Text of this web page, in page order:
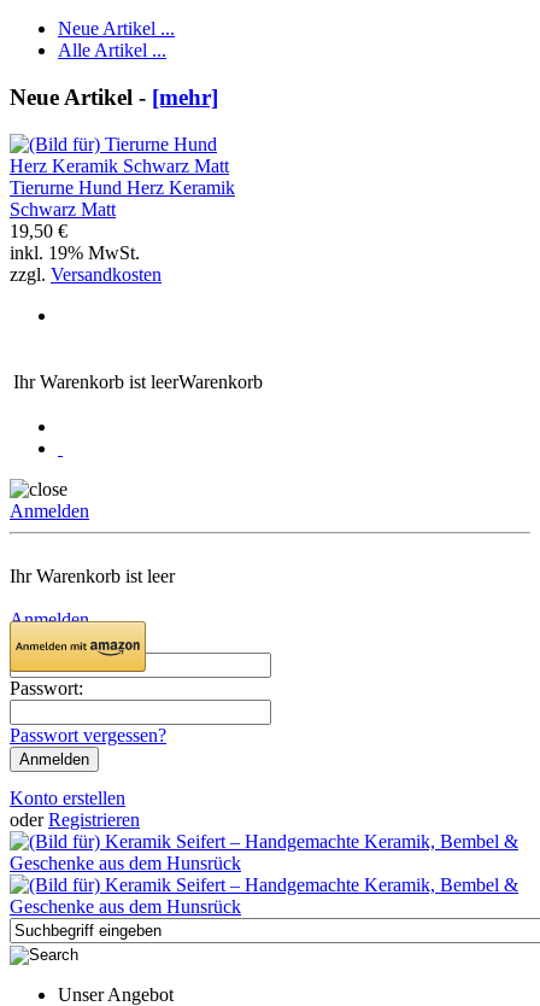
Neue Artikel ...
Alle Artikel ...
Neue Artikel - [mehr]
Tierurne Hund Herz Keramik
Schwarz Matt
19,50 €
inkl. 19% MwSt.
zzgl. Versandkosten
Ihr Warenkorb ist leerWarenkorb
Anmelden
Ihr Warenkorb ist leer
Anmelden
Email:
Passwort:
Passwort vergessen?
Konto erstellen
oder Registrieren
Unser Angebot